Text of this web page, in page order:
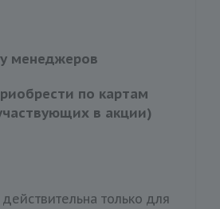
менеджеров
по картам
в акции)
только для